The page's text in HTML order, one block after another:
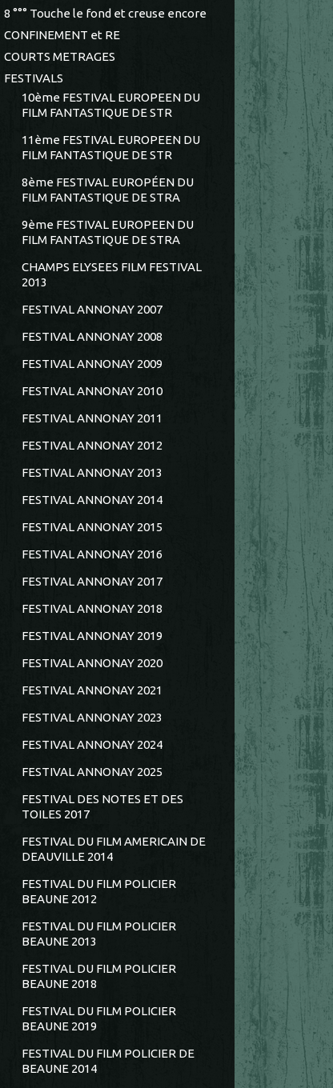
8 °°° Touche le fond et creuse encore
CONFINEMENT et RE
COURTS METRAGES
FESTIVALS
10ème FESTIVAL EUROPEEN DU
FILM FANTASTIQUE DE STR
11ème FESTIVAL EUROPEEN DU
FILM FANTASTIQUE DE STR
8ème FESTIVAL EUROPÉEN DU
FILM FANTASTIQUE DE STRA
9ème FESTIVAL EUROPEEN DU
FILM FANTASTIQUE DE STRA
CHAMPS ELYSEES FILM FESTIVAL
2013
FESTIVAL ANNONAY 2007
FESTIVAL ANNONAY 2008
FESTIVAL ANNONAY 2009
FESTIVAL ANNONAY 2010
FESTIVAL ANNONAY 2011
FESTIVAL ANNONAY 2012
FESTIVAL ANNONAY 2013
FESTIVAL ANNONAY 2014
FESTIVAL ANNONAY 2015
FESTIVAL ANNONAY 2016
FESTIVAL ANNONAY 2017
FESTIVAL ANNONAY 2018
FESTIVAL ANNONAY 2019
FESTIVAL ANNONAY 2020
FESTIVAL ANNONAY 2021
FESTIVAL ANNONAY 2023
FESTIVAL ANNONAY 2024
FESTIVAL ANNONAY 2025
FESTIVAL DES NOTES ET DES
TOILES 2017
FESTIVAL DU FILM AMERICAIN DE
DEAUVILLE 2014
FESTIVAL DU FILM POLICIER
BEAUNE 2012
FESTIVAL DU FILM POLICIER
BEAUNE 2013
FESTIVAL DU FILM POLICIER
BEAUNE 2018
FESTIVAL DU FILM POLICIER
BEAUNE 2019
FESTIVAL DU FILM POLICIER DE
BEAUNE 2014